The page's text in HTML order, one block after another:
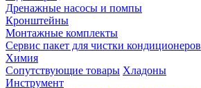
Дренажные насосы и помпы
Кронштейны
Монтажные комплекты
Сервис пакет для чистки кондиционеров
Химия
Сопутствующие товары Хладоны
Инструмент